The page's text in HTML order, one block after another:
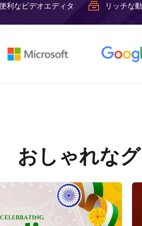
利なビデオエディタ リッチな
おしゃれな